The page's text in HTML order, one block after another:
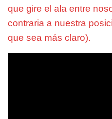
que gire el ala entre
contraria a nuestra
que sea más claro).